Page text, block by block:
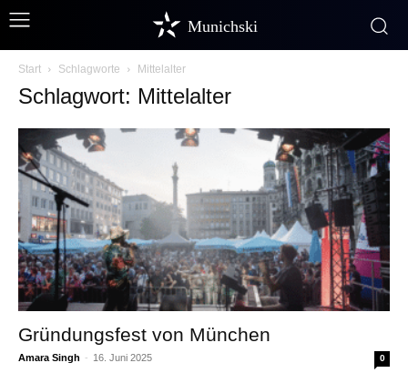
Munichski
Start Schlagworte Mittelalter
Schlagwort: Mittelalter
Gründungsfest von München
Amara Singh - 16. Juni 2025 0